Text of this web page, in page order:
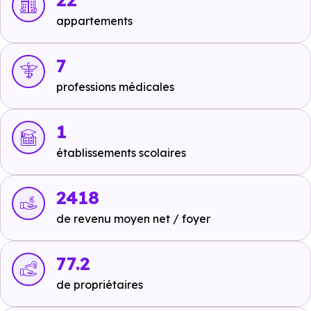
Ecoles :
Crèche :
Maternelle :
Hauteville Sur Fier
ou à 3.5 km, soit 42 min à pied
Primaire :
Ecole primaire publique Christine Janin
Hauteville Sur Fier
appartements
7
professions médicales
1
établissements scolaires
2418
de revenu moyen net / foyer
77.2
de propriétaires